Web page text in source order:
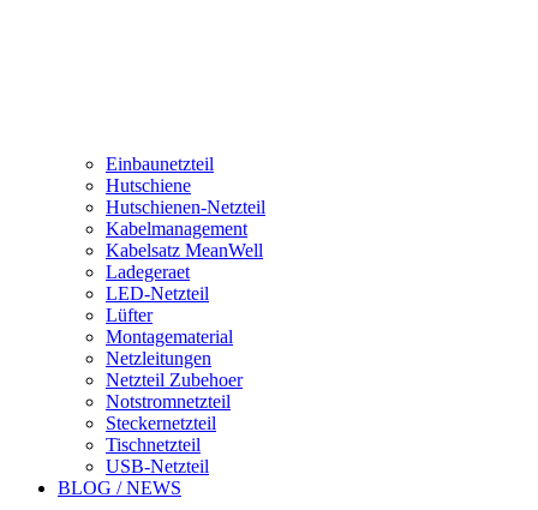
Einbaunetzteil
Hutschiene
Hutschienen-Netzteil
Kabelmanagement
Kabelsatz MeanWell
Ladegeraet
LED-Netzteil
Lüfter
Montagematerial
Netzleitungen
Netzteil Zubehoer
Notstromnetzteil
Steckernetzteil
Tischnetzteil
USB-Netzteil
BLOG / NEWS